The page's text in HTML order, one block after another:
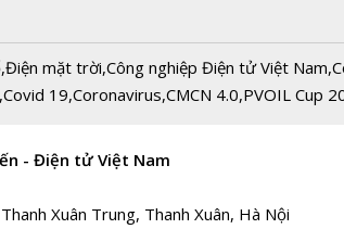
,Điện mặt trời,Công nghiệp Điện tử Việt Nam,
,Covid 19,Coronavirus,CMCN 4.0,PVOIL Cup
- Điện tử Việt Nam
Xuân Trung, Thanh Xuân, Hà Nội